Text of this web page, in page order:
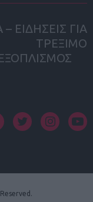
ΕΙΔΗΣΕΙΣ ΓΙΑ
ΤΡΕΞΙΜΟ